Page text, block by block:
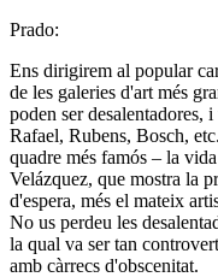
Prado:
Ens dirigirem al popular
de les galeries d'art més
poden ser desalentadores,
Rafael, Rubens, Bosch,
quadre més famós – la
Velázquez, que mostra la
d'espera, més el mateix
No us perdeu les
la qual va ser tan
amb càrrecs d'obscenitat.